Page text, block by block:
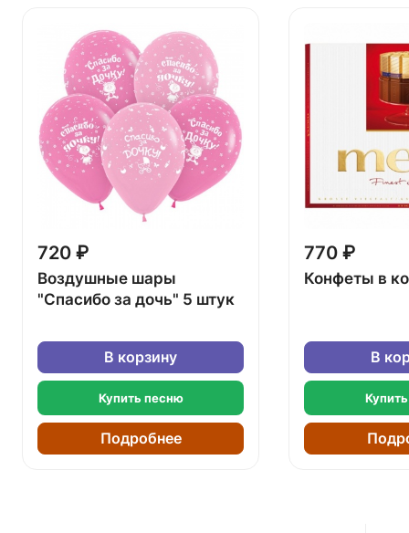
720 ₽
Воздушные шары
"Спасибо за дочь" 5 штук
В корзину
Купить песню
Подробнее
770 ₽
Конфеты в
В